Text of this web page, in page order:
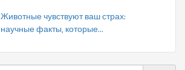
Животные чувствуют ваш страх:
научные факты, которые...